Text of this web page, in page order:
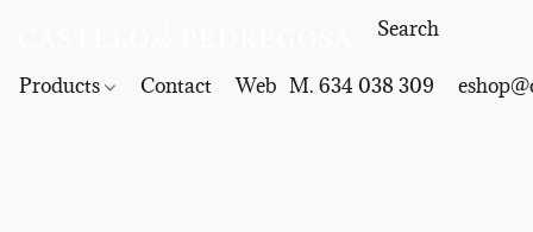
Products Contact Web M. 634 038 309